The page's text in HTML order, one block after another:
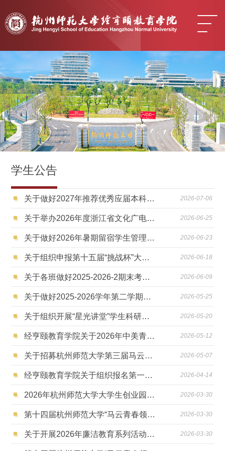
学生公告
关于做好2027年推荐优秀应届本科毕业生免试攻读研究生工作的通知 2026-07-06
关于举办2026年度浙江省文化广电旅游"金潮杯"科技和产业创新融合竞赛的通知 2026-06-25
关于做好2026年暑期留宿学生管理服务工作的通知 2026-06-23
关于组织申报第十五届“挑战杯”大学生创业计划竞赛东北振兴产业升级专项赛的通知 2026-06-18
关于各班做好2025-2026-2期末考前诚信教育工作的通知 2026-06-09
关于做好2025-2026学年第二学期助学贷款相关工作的通知 2026-05-25
关于组织开展“星光讲堂”学生科研报告会（第二十二季）的通知 2026-05-20
经亨颐教育学院关于2026年中美青年创客大赛（杭州分赛区）的通知 2026-05-12
关于招募杭州师范大学第三届马云卓越师范生“烛光”助学计划暑期实践项目成员的通知 2026-05-07
经亨颐教育学院关于组织报名第一届显微摄影大赛的通知 2026-04-14
2026年杭州师范大学大学生创业园孵化团队招募通知(第一批) 2026-03-30
第十四届杭州师范大学“马云青春领袖奖”十佳大学生经亨颐教育学院候选人预备人选公示 2026-03-30
关于开展2026年廉洁教育系列活动的通知 2026-03-30